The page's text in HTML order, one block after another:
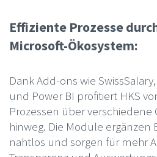
Effiziente Prozesse
Microsoft-Ökosystem:
Dank Add-ons wie
und Power BI profitiert HKS
Prozessen über verschiedene
hinweg. Die Module ergänzen
nahtlos und sorgen für mehr